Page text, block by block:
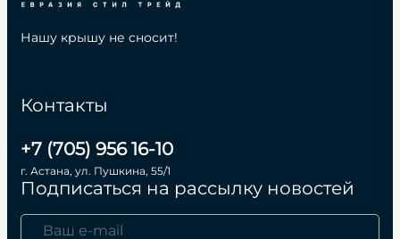
Контакты
+7 (705) 956 16-10
г. Астана, ул. Пушкина, 55/1
Подписаться на рассылку новостей
Нашу крышу не сносит!